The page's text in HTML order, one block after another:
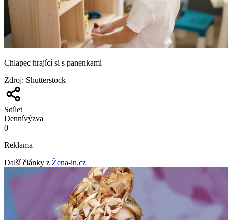
Chlapec hrající si s panenkami
Zdroj: Shutterstock
Sdílet
Dennívýzva
0
Reklama
Další články z Žena-in.cz